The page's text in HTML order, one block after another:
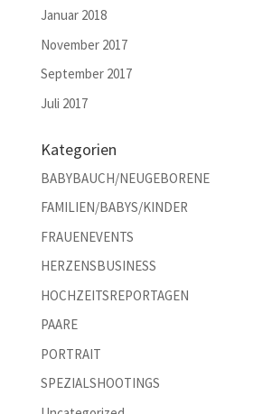
Januar 2018
November 2017
September 2017
Juli 2017
Kategorien
BABYBAUCH/NEUGEBORENE
FAMILIEN/BABYS/KINDER
FRAUENEVENTS
HERZENSBUSINESS
HOCHZEITSREPORTAGEN
PAARE
PORTRAIT
SPEZIALSHOOTINGS